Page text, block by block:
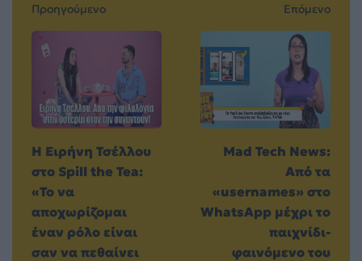
Προηγούμενο
Η Ειρήνη Τσέλλου
στο Spill the Tea:
«Το να
αποχωρίζομαι
έναν ρόλο είναι
σαν να πεθαίνει
Επόμενο
Mad Tech News:
Από τα
«usernames» στο
WhatsApp μέχρι το
παιχνίδι-
φαινόμενο του